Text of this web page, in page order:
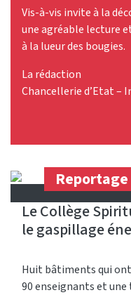
Vis-à-vis invite à la
une agréable lecture
à la lueur des bougies.
La rédaction
Chancellerie d’Etat –
Reportage
Le Collège
le gaspillage
Huit bâtiments qui ont
90 enseignants et une